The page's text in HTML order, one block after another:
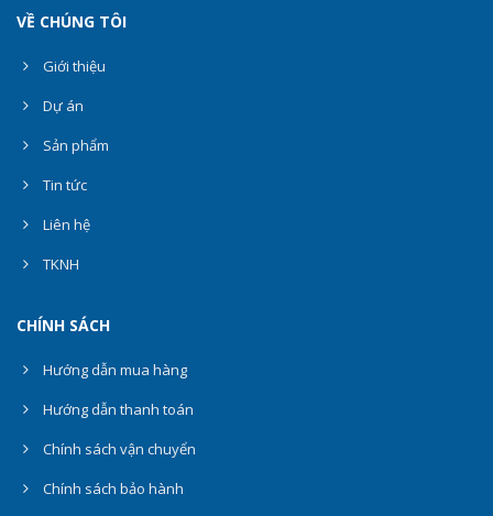
VỀ CHÚNG TÔI
Giới thiệu
Dự án
Sản phẩm
Tin tức
Liên hệ
TKNH
CHÍNH SÁCH
Hướng dẫn mua hàng
Hướng dẫn thanh toán
Chính sách vận chuyển
Chính sách bảo hành